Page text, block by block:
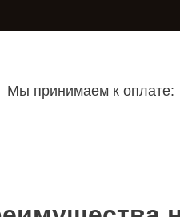
Мы принимаем к оплате: